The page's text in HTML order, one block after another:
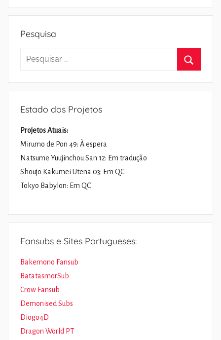
Pesquisa
Pesquisar
Estado dos Projetos
Projetos Atuais:
Mirumo de Pon 49: À espera
Natsume Yuujinchou San 12: Em tradução
Shoujo Kakumei Utena 03: Em QC
Tokyo Babylon: Em QC
Fansubs e Sites Portugueses:
Bakemono Fansub
BatatasmorSub
Crow Fansub
Demonised Subs
Diogo4D
Dragon World PT